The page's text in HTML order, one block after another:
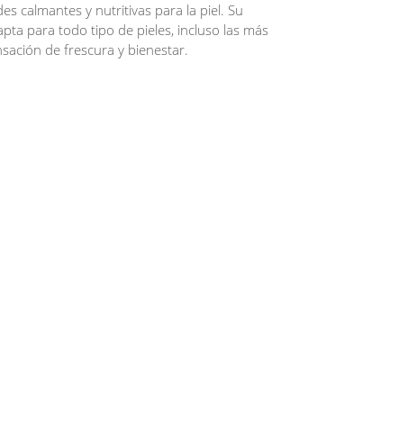
calmantes y nutritivas para la piel. Su
para todo tipo de pieles, incluso las más
de frescura y bienestar.